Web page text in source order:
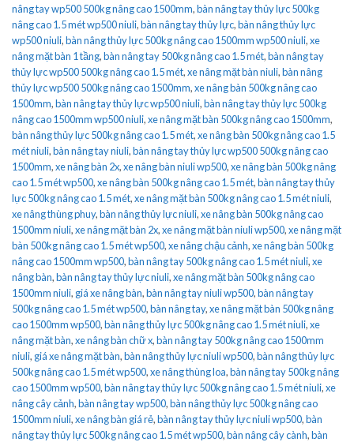
nâng tay wp500 500kg nâng cao 1500mm,bàn nâng tay thủy lực 500kg
nâng cao 1.5 mét wp500 niuli,bàn nâng tay thủy lực,bàn nâng thủy lực
wp500 niuli,bàn nâng thủy lực 500kg nâng cao 1500mm wp500 niuli,xe
nâng mặt bàn 1 tầng,bàn nâng tay 500kg nâng cao 1.5 mét,bàn nâng tay
thủy lực wp500 500kg nâng cao 1.5 mét,xe nâng mặt bàn niuli,bàn nâng
thủy lực wp500 500kg nâng cao 1500mm,xe nâng bàn 500kg nâng cao
1500mm,bàn nâng tay thủy lực wp500 niuli,bàn nâng tay thủy lực 500kg
nâng cao 1500mm wp500 niuli,xe nâng mặt bàn 500kg nâng cao 1500mm,
bàn nâng thủy lực 500kg nâng cao 1.5 mét,xe nâng bàn 500kg nâng cao 1.5
mét niuli,bàn nâng tay niuli,bàn nâng tay thủy lực wp500 500kg nâng cao
1500mm,xe nâng bàn 2x,xe nâng bàn niuli wp500,xe nâng bàn 500kg nâng
cao 1.5 mét wp500,xe nâng bàn 500kg nâng cao 1.5 mét,bàn nâng tay thủy
lực 500kg nâng cao 1.5 mét,xe nâng mặt bàn 500kg nâng cao 1.5 mét niuli,
xe nâng thùng phuy,bàn nâng thủy lực niuli,xe nâng bàn 500kg nâng cao
1500mm niuli,xe nâng mặt bàn 2x,xe nâng mặt bàn niuli wp500,xe nâng mặt
bàn 500kg nâng cao 1.5 mét wp500,xe nâng chậu cảnh,xe nâng bàn 500kg
nâng cao 1500mm wp500,bàn nâng tay 500kg nâng cao 1.5 mét niuli,xe
nâng bàn,bàn nâng tay thủy lực niuli,xe nâng mặt bàn 500kg nâng cao
1500mm niuli, giá xe nâng bàn,bàn nâng tay niuli wp500,bàn nâng tay
500kg nâng cao 1.5 mét wp500,bàn nâng tay,xe nâng mặt bàn 500kg nâng
cao 1500mm wp500,bàn nâng thủy lực 500kg nâng cao 1.5 mét niuli,xe
nâng mặt bàn,xe nâng bàn chữ x,bàn nâng tay 500kg nâng cao 1500mm
niuli, giá xe nâng mặt bàn,bàn nâng thủy lực niuli wp500,bàn nâng thủy lực
500kg nâng cao 1.5 mét wp500,xe nâng thùng loa,bàn nâng tay 500kg nâng
cao 1500mm wp500,bàn nâng tay thủy lực 500kg nâng cao 1.5 mét niuli,xe
nâng cây cảnh,bàn nâng tay wp500,bàn nâng thủy lực 500kg nâng cao
1500mm niuli,xe nâng bàn giá rẻ,bàn nâng tay thủy lực niuli wp500,bàn
nâng tay thủy lực 500kg nâng cao 1.5 mét wp500,bàn nâng cây cành,bàn